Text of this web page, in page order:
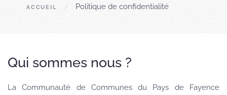
ACCUEIL Politique de confidentialité
Qui sommes nous ?
La Communauté de Communes du Pays de Fayence